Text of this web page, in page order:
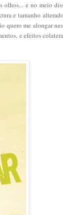
olhos... e no meio
e tamanho
quero me alongar
e efeitos